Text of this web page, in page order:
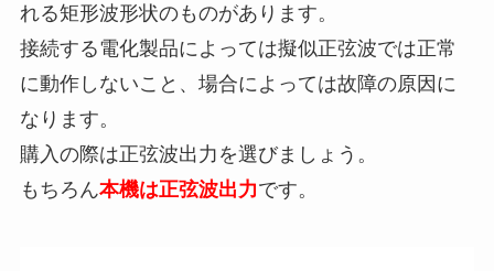
れる矩形波形状のものがあります。
接続する電化製品によっては擬似正弦波では正常
に動作しないこと、場合によっては故障の原因に
なります。
購入の際は正弦波出力を選びましょう。
もちろん本機は正弦波出力です。